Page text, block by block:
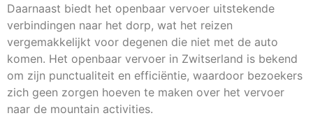
Daarnaast biedt het openbaar vervoer uitstekende
verbindingen naar het dorp, wat het reizen
vergemakkelijkt voor degenen die niet met de auto
komen. Het openbaar vervoer in Zwitserland is bekend
om zijn punctualiteit en efficiëntie, waardoor bezoekers
zich geen zorgen hoeven te maken over het vervoer
naar de mountain activities.